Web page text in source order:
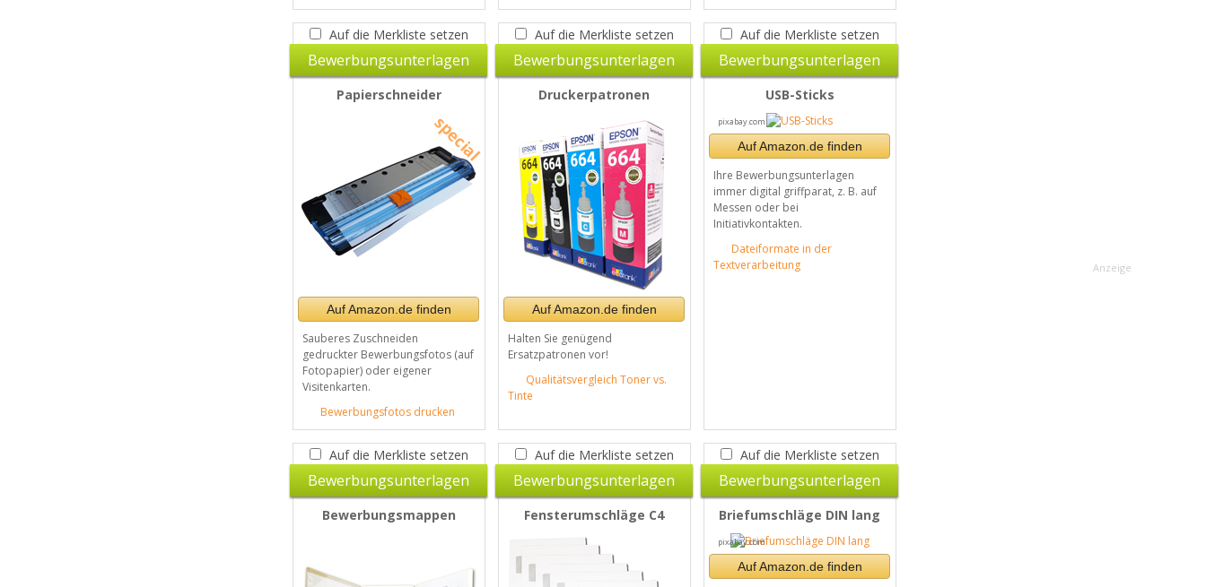
Anzeige
Auf die Merkliste setzen
Bewerbungsunterlagen
Papierschneider
Auf Amazon.de finden
Sauberes Zuschneiden
gedruckter Bewerbungsfotos (auf
Fotopapier) oder eigener
Visitenkarten.
Bewerbungsfotos drucken
Auf die Merkliste setzen
Bewerbungsunterlagen
Druckerpatronen
Auf Amazon.de finden
Halten Sie genügend
Ersatzpatronen vor!
Qualitätsvergleich Toner vs.
Tinte
Auf die Merkliste setzen
Bewerbungsunterlagen
USB-Sticks
pixabay.com
Auf Amazon.de finden
Ihre Bewerbungsunterlagen
immer digital griffparat, z. B. auf
Messen oder bei
Initiativkontakten.
Dateiformate in der
Textverarbeitung
Auf die Merkliste setzen
Bewerbungsunterlagen
Bewerbungsmappen
Auf die Merkliste setzen
Bewerbungsunterlagen
Fensterumschläge C4
Auf die Merkliste setzen
Bewerbungsunterlagen
Briefumschläge DIN lang
pixabay.com
Auf Amazon.de finden